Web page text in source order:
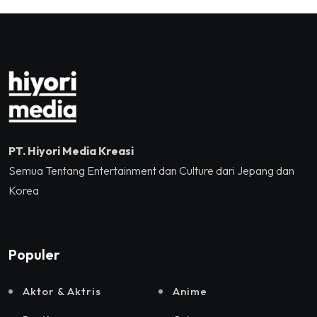
Tennis Indoor Senayan.
PT. Hiyori Media Kreasi
Semua Tentang Entertainment dan Culture dari Jepang dan
Korea
Populer
Aktor & Aktris Anime